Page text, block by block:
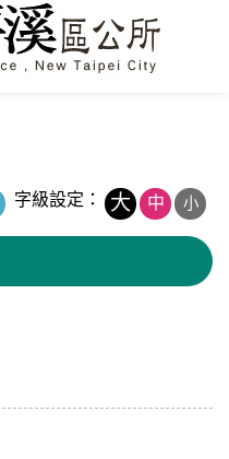
字級設定： 大 中 小